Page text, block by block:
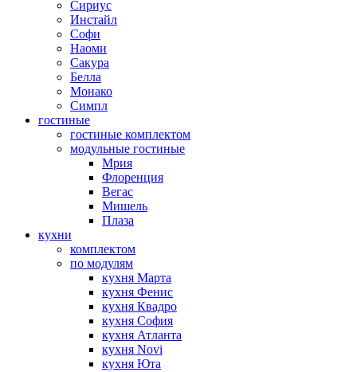
Сириус
Инстайл
Софи
Наоми
Сакура
Белла
Монако
Симпл
гостиные
гостиные комплектом
модульные гостиные
Мрия
Флоренция
Вегас
Мишель
Плаза
кухни
комплектом
по модулям
кухня Марта
кухня Фенис
кухня Квадро
кухня София
кухня Атланта
кухня Novi
кухня Юта